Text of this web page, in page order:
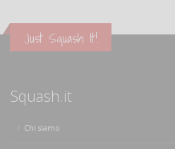
Just Squash It!
Squash.it
Chi siamo